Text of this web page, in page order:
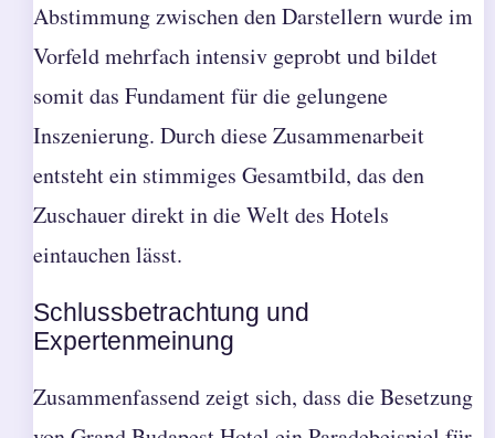
Abstimmung zwischen den Darstellern wurde im
Vorfeld mehrfach intensiv geprobt und bildet
somit das Fundament für die gelungene
Inszenierung. Durch diese Zusammenarbeit
entsteht ein stimmiges Gesamtbild, das den
Zuschauer direkt in die Welt des Hotels
eintauchen lässt.
Schlussbetrachtung und
Expertenmeinung
Zusammenfassend zeigt sich, dass die Besetzung